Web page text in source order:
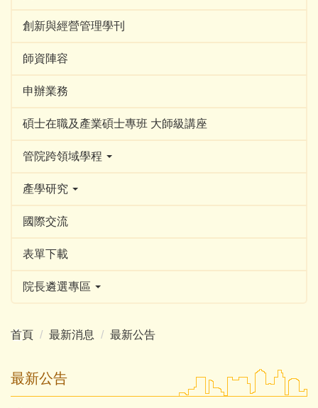
創新與經營管理學刊
師資陣容
申辦業務
碩士在職及產業碩士專班 大師級講座
管院跨領域學程
產學研究
國際交流
表單下載
院長遴選專區
首頁 最新消息 最新公告
最新公告